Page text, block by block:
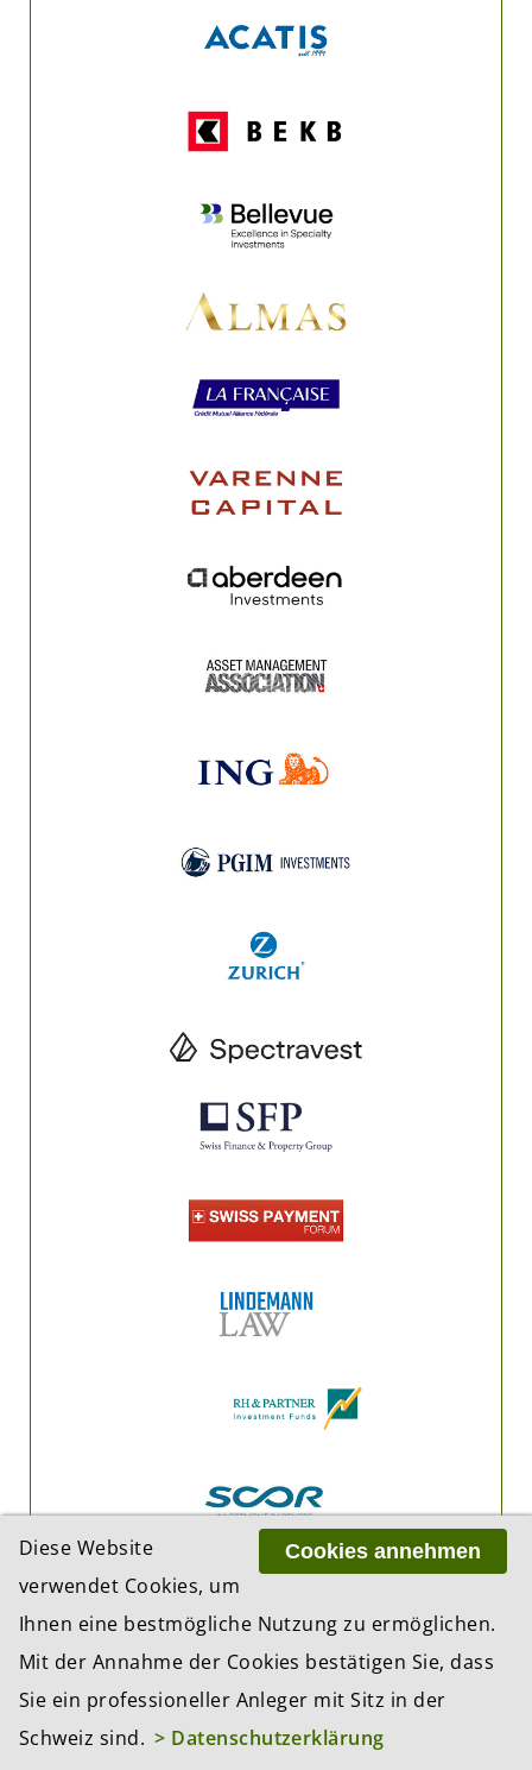
Cookies annehmen
Diese Website
verwendet Cookies, um
Ihnen eine bestmögliche Nutzung zu ermöglichen.
Mit der Annahme der Cookies bestätigen Sie, dass
Sie ein professioneller Anleger mit Sitz in der
Schweiz sind. > Datenschutzerklärung